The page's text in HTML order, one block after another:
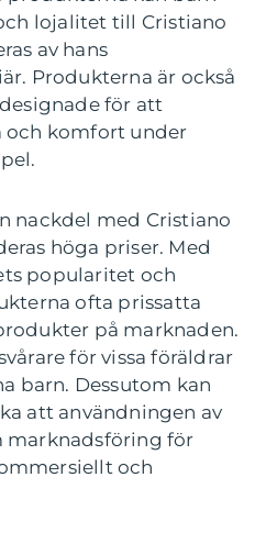
lojalitet till Cristiano
av hans
Produkterna är också
för att
och komfort under
nackdel med Cristiano
höga priser. Med
popularitet och
ofta prissatta
på marknaden.
för vissa föräldrar
barn. Dessutom kan
att användningen av
marknadsföring för
och